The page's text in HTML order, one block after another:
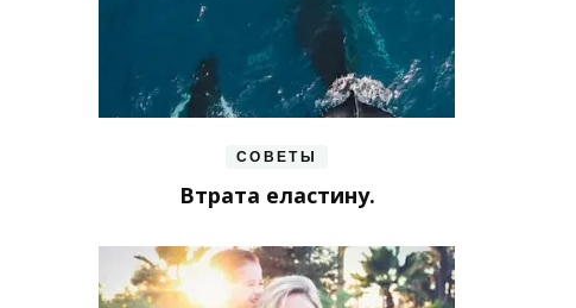
СОВЕТЫ
Втрата еластину.